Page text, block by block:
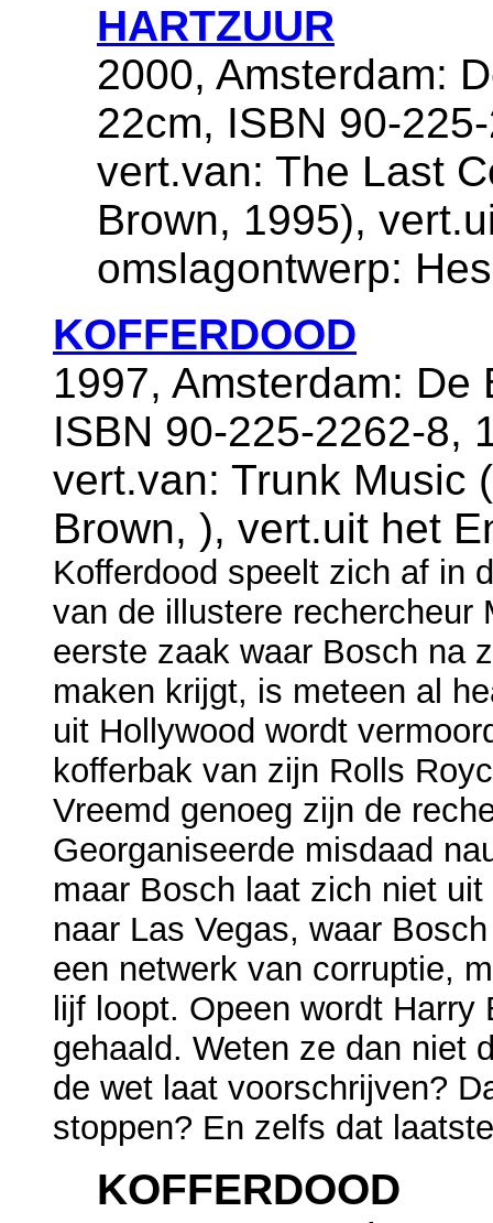
HARTZUUR
2000, Amsterdam:
22cm, ISBN 90-
vert.van: The Last
Brown, 1995),
omslagontwerp:
KOFFERDOOD
1997, Amsterdam:
ISBN 90-225-2262-8,
vert.van: Trunk Music
Brown, ), vert.uit het
Kofferdood speelt zich af in
van de illustere rechercheur
eerste zaak waar Bosch na
maken krijgt, is meteen al
uit Hollywood wordt
kofferbak van zijn Rolls
Vreemd genoeg zijn de
Georganiseerde misdaad
maar Bosch laat zich niet
naar Las Vegas, waar
een netwerk van corruptie,
lijf loopt. Opeen wordt
gehaald. Weten ze dan niet
de wet laat voorschrijven?
stoppen? En zelfs dat
KOFFERDOOD